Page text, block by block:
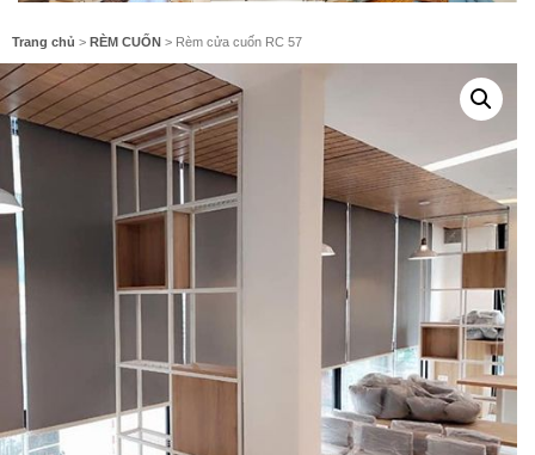
Trang chủ > RÈM CUỐN > Rèm cửa cuốn RC 57